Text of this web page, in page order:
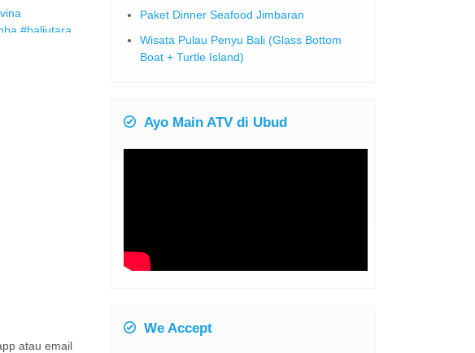
atau email
Paket Dinner Seafood Jimbaran
Wisata Pulau Penyu Bali (Glass Bottom
Boat + Turtle Island)
Ayo Main ATV di Ubud
We Accept